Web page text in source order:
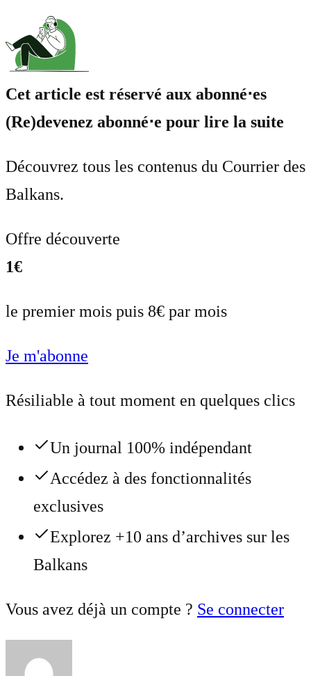
Cet article est réservé aux abonné⋅es
(Re)devenez abonné⋅e pour lire la suite
Découvrez tous les contenus du Courrier des
Balkans.
Offre découverte
1€
le premier mois puis 8€ par mois
Je m'abonne
Résiliable à tout moment en quelques clics
Un journal 100% indépendant
Accédez à des fonctionnalités
exclusives
Explorez +10 ans d’archives sur les
Balkans
Vous avez déjà un compte ? Se connecter